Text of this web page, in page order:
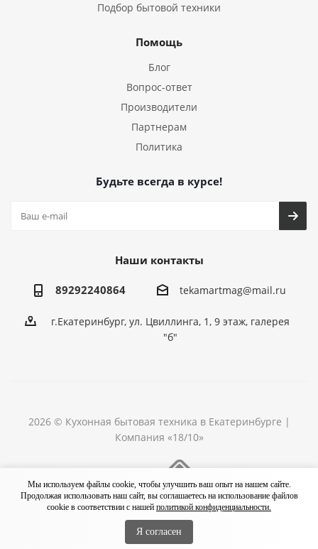
Подбор бытовой техники
Помощь
Блог
Вопрос-ответ
Производители
Партнерам
Политика
Будьте всегда в курсе!
Наши контакты
89292240864 tekamartmag@mail.ru
г.Екатеринбург, ул. Цвиллинга, 1, 9 этаж, галерея
"б"
2026 © Кухонная бытовая техника в Екатеринбурге |
Компания «18/10»
Мы используем файлы cookie, чтобы улучшить ваш опыт на нашем сайте.
Продолжая использовать наш сайт, вы соглашаетесь на использование файлов
cookie в соответствии с нашей политикой конфиденциальности.
Я согласен